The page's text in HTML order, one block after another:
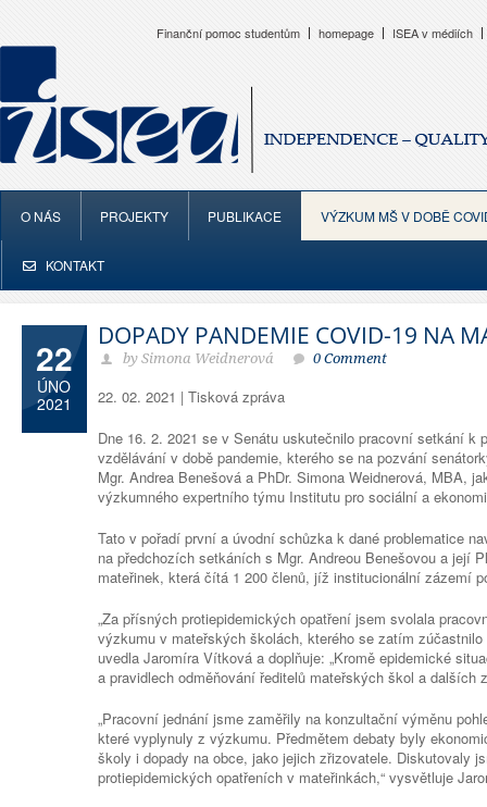
Finanční pomoc studentům homepage ISEA v médiích
O NÁS PROJEKTY PUBLIKACE VÝZKUM MŠ V DOBĚ
KONTAKT
22
ÚNO
2021
DOPADY PANDEMIE COVID-19 NA
by Simona Weidnerová 0 Comment
22. 02. 2021 | Tisková zpráva
Dne 16. 2. 2021 se v Senátu uskutečnilo pracovní setkání k
vzdělávání v době pandemie, kterého se na pozvání
Mgr. Andrea Benešová a PhDr. Simona Weidnerová, MBA,
výzkumného expertního týmu Institutu pro sociální a
Tato v pořadí první a úvodní schůzka k dané problematice
na předchozích setkáních s Mgr. Andreou Benešovou a její
mateřinek, která čítá 1 200 členů, jíž institucionální zázemí
„Za přísných protiepidemických opatření jsem svolala
výzkumu v mateřských školách, kterého se zatím zúčastnilo
uvedla Jaromíra Vítková a doplňuje: „Kromě epidemické
a pravidlech odměňování ředitelů mateřských škol a dalších
„Pracovní jednání jsme zaměřily na konzultační výměnu
které vyplynuly z výzkumu. Předmětem debaty byly
školy i dopady na obce, jako jejich zřizovatele. Diskutovaly
protiepidemických opatřeních v mateřinkách,“ vysvětluje